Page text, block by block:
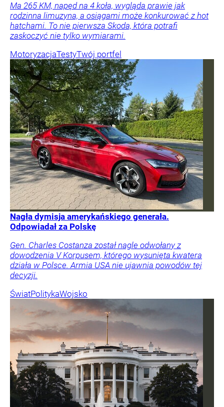
Ma 265 KM, napęd na 4 koła, wygląda prawie jak
rodzinna limuzyna, a osiągami może konkurować z hot
hatchami. To nie pierwsza Skoda, która potrafi
zaskoczyć nie tylko wymiarami.
MotoryzacjaTestyTwój portfel
Nagła dymisja amerykańskiego generała.
Odpowiadał za Polskę
Gen. Charles Costanza został nagle odwołany z
dowodzenia V Korpusem, którego wysunięta kwatera
działa w Polsce. Armia USA nie ujawnia powodów tej
decyzji.
ŚwiatPolitykaWojsko